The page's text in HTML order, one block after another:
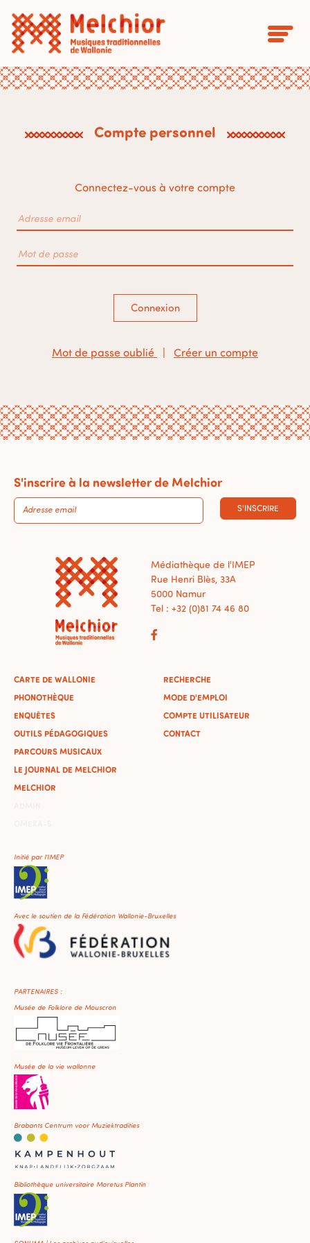
Compte personnel
Connectez-vous à votre compte
Connexion
Mot de passe oublié Créer un compte
S'inscrire à la newsletter de Melchior
S'INSCRIRE
Médiathèque de l'IMEP
Rue Henri Blès, 33A
5000 Namur
Tel : +32 (0)81 74 46 80
CARTE DE WALLONIE
PHONOTHÈQUE
ENQUÊTES
OUTILS PÉDAGOGIQUES
PARCOURS MUSICAUX
LE JOURNAL DE MELCHIOR
MELCHIOR
RECHERCHE
MODE D'EMPLOI
COMPTE UTILISATEUR
CONTACT
Initié par l'IMEP
Avec le soutien de la Fédération Wallonie-Bruxelles
PARTENAIRES :
Musée de Folklore de Mouscron
Musée de la vie wallonne
Brabants Centrum voor Muziektradities
Bibliothèque universitaire Moretus Plantin